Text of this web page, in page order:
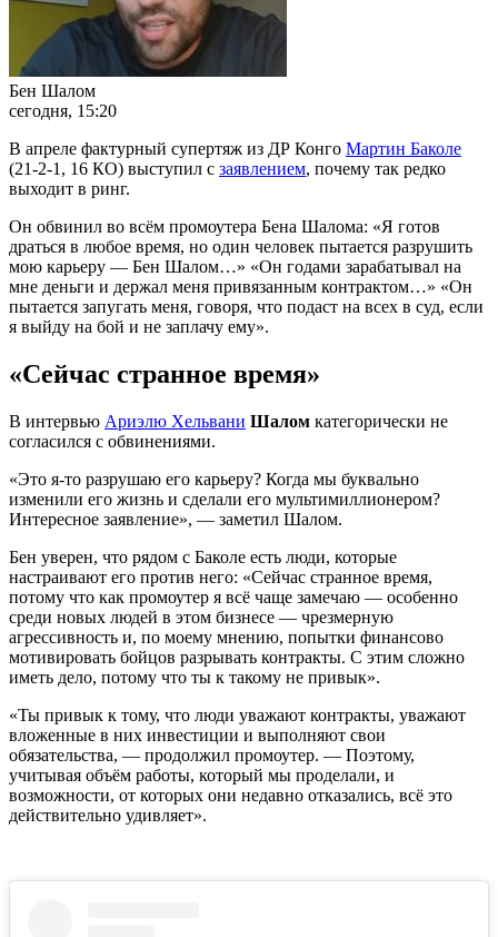
Бен Шалом
сегодня, 15:20
В апреле фактурный супертяж из ДР Конго Мартин Баколе
(21-2-1, 16 КО) выступил с заявлением, почему так редко
выходит в ринг.
Он обвинил во всём промоутера Бена Шалома: «Я готов
драться в любое время, но один человек пытается разрушить
мою карьеру — Бен Шалом…» «Он годами зарабатывал на
мне деньги и держал меня привязанным контрактом…» «Он
пытается запугать меня, говоря, что подаст на всех в суд, если
я выйду на бой и не заплачу ему».
«Сейчас странное время»
В интервью Ариэлю Хельвани Шалом категорически не
согласился с обвинениями.
«Это я-то разрушаю его карьеру? Когда мы буквально
изменили его жизнь и сделали его мультимиллионером?
Интересное заявление», — заметил Шалом.
Бен уверен, что рядом с Баколе есть люди, которые
настраивают его против него: «Сейчас странное время,
потому что как промоутер я всё чаще замечаю — особенно
среди новых людей в этом бизнесе — чрезмерную
агрессивность и, по моему мнению, попытки финансово
мотивировать бойцов разрывать контракты. С этим сложно
иметь дело, потому что ты к такому не привык».
«Ты привык к тому, что люди уважают контракты, уважают
вложенные в них инвестиции и выполняют свои
обязательства, — продолжил промоутер. — Поэтому,
учитывая объём работы, который мы проделали, и
возможности, от которых они недавно отказались, всё это
действительно удивляет».